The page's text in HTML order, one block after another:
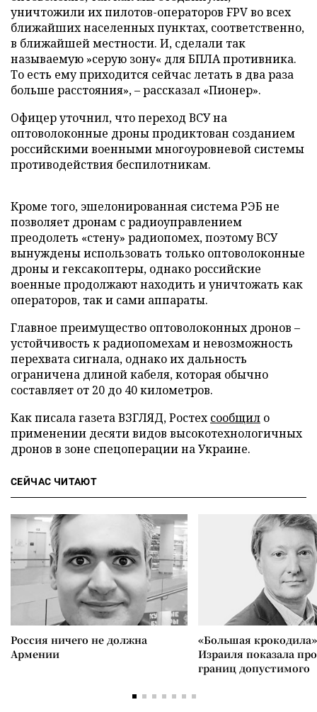
уничтожили их пилотов-операторов FPV во всех
ближайших населенных пунктах, соответственно,
в ближайшей местности. И, сделали так
называемую »серую зону« для БПЛА противника.
То есть ему приходится сейчас летать в два раза
больше расстояния», – рассказал «Пионер».
Офицер уточнил, что переход ВСУ на
оптоволоконные дроны продиктован созданием
российскими военными многоуровневой системы
противодействия беспилотникам.
Кроме того, эшелонированная система РЭБ не
позволяет дронам с радиоуправлением
преодолеть «стену» радиопомех, поэтому ВСУ
вынуждены использовать только оптоволоконные
дроны и гексакоптеры, однако российские
военные продолжают находить и уничтожать как
операторов, так и сами аппараты.
Главное преимущество оптоволоконных дронов –
устойчивость к радиопомехам и невозможность
перехвата сигнала, однако их дальность
ограничена длиной кабеля, которая обычно
составляет от 20 до 40 километров.
Как писала газета ВЗГЛЯД, Ростехсообщил о
применении десяти видов высокотехнологичных
дронов в зоне спецоперации на Украине.
СЕЙЧАС ЧИТАЮТ
Россия ничего не должна
Армении
«Большая
Израиля показала
границ допустимого